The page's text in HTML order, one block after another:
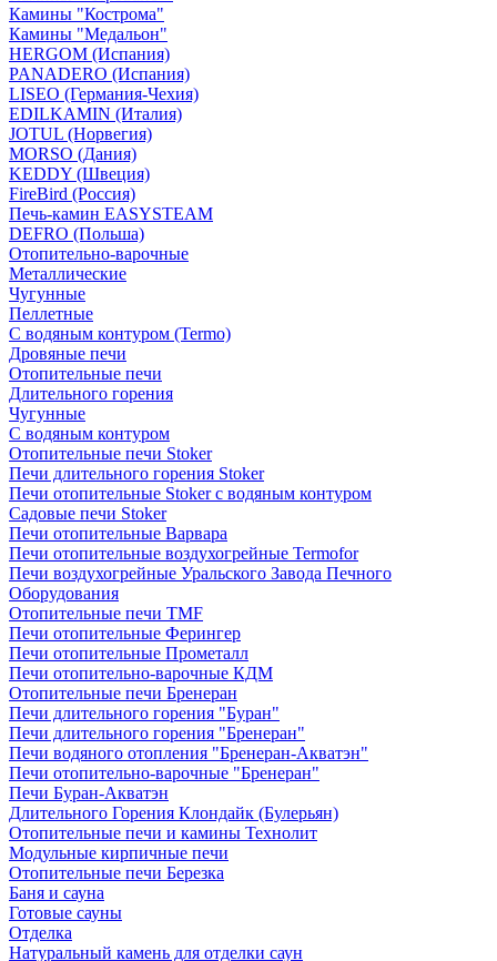
Камины "Кострома"
Камины "Медальон"
HERGOM (Испания)
PANADERO (Испания)
LISEO (Германия-Чехия)
EDILKAMIN (Италия)
JOTUL (Норвегия)
MORSO (Дания)
KEDDY (Швеция)
FireBird (Россия)
Печь-камин EASYSTEAM
DEFRO (Польша)
Отопительно-варочные
Металлические
Чугунные
Пеллетные
С водяным контуром (Termo)
Дровяные печи
Отопительные печи
Длительного горения
Чугунные
C водяным контуром
Отопительные печи Stoker
Печи длительного горения Stoker
Печи отопительные Stoker с водяным контуром
Садовые печи Stoker
Печи отопительные Варвара
Печи отопительные воздухогрейные Termofor
Печи воздухогрейные Уральского Завода Печного
Оборудования
Отопительные печи TMF
Печи отопительные Ферингер
Печи отопительные Прометалл
Печи отопительно-варочные КДМ
Отопительные печи Бренеран
Печи длительного горения "Буран"
Печи длительного горения "Бренеран"
Печи водяного отопления "Бренеран-Акватэн"
Печи отопительно-варочные "Бренеран"
Печи Буран-Акватэн
Длительного Горения Клондайк (Булерьян)
Отопительные печи и камины Технолит
Модульные кирпичные печи
Отопительные печи Березка
Баня и сауна
Готовые сауны
Отделка
Натуральный камень для отделки саун